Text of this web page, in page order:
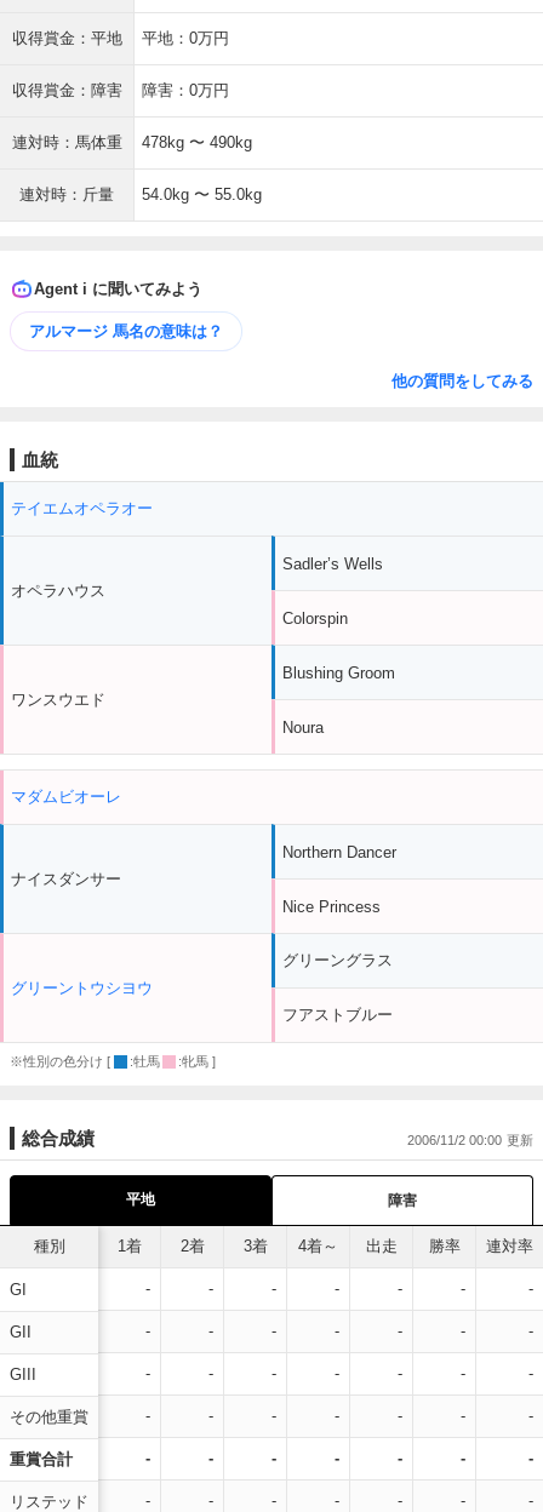
収得賞金：平地 平地：0万円
収得賞金：障害 障害：0万円
連対時：馬体重 478kg 〜 490kg
連対時：斤量 54.0kg 〜 55.0kg
Agent i に聞いてみよう
アルマージ 馬名の意味は？
他の質問をしてみる
血統
テイエムオペラオー
オペラハウス
ワンスウエド
Sadler’s Wells
Colorspin
Blushing Groom
Noura
マダムビオーレ
ナイスダンサー
グリーントウシヨウ
Northern Dancer
Nice Princess
グリーングラス
フアストブルー
※性別の色分け [ :牡馬 :牝馬 ]
総合成績 2006/11/2 00:00
平地 障害
種別
GI
GII
GIII
その他重賞
重賞合計
リステッド
1着 2着 3着 4着～ 出走 勝率 連対率
- - - - - - -
- - - - - - -
- - - - - - -
- - - - - - -
- - - - - - -
- - - - - - -